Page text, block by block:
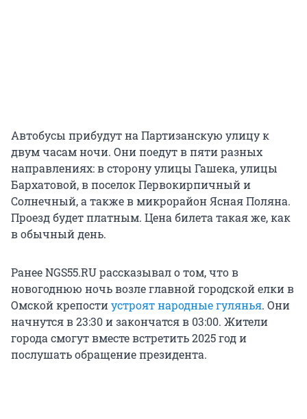
Автобусы прибудут на Партизанскую улицу к
двум часам ночи. Они поедут в пяти разных
направлениях: в сторону улицы Гашека, улицы
Бархатовой, в поселок Первокирпичный и
Солнечный, а также в микрорайон Ясная Поляна.
Проезд будет платным. Цена билета такая же, как
в обычный день.
Ранее NGS55.RU рассказывал о том, что в
новогоднюю ночь возле главной городской елки в
Омской крепостиустроят народные гулянья. Они
начнутся в 23:30 и закончатся в 03:00. Жители
города смогут вместе встретить 2025 год и
послушать обращение президента.